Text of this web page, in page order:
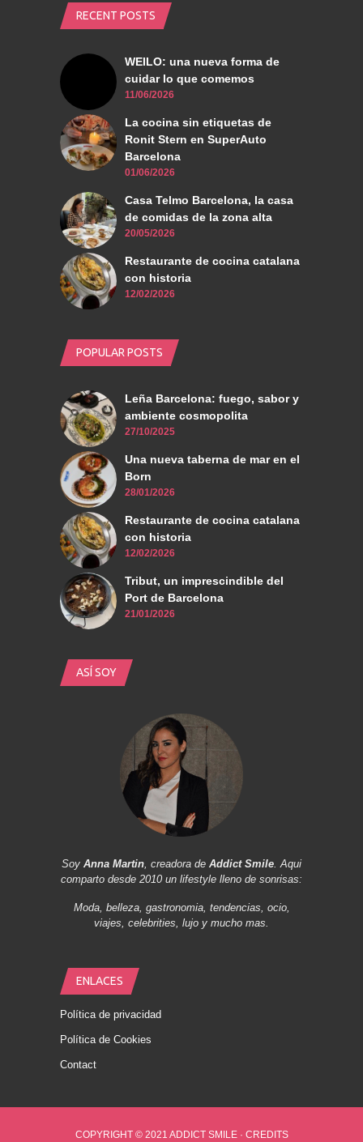
RECENT POSTS
WEILO: una nueva forma de
cuidar lo que comemos
11/06/2026
La cocina sin etiquetas de
Ronit Stern en SuperAuto
Barcelona
01/06/2026
Casa Telmo Barcelona, la casa
de comidas de la zona alta
20/05/2026
Restaurante de cocina catalana
con historia
12/02/2026
POPULAR POSTS
Leña Barcelona: fuego, sabor y
ambiente cosmopolita
27/10/2025
Una nueva taberna de mar en el
Born
28/01/2026
Restaurante de cocina catalana
con historia
12/02/2026
Tribut, un imprescindible del
Port de Barcelona
21/01/2026
ASÍ SOY
Soy Anna Martin, creadora de Addict Smile. Aqui
comparto desde 2010 un lifestyle lleno de sonrisas:
Moda, belleza, gastronomia, tendencias, ocio,
viajes, celebrities, lujo y mucho mas.
ENLACES
Política de privacidad
Política de Cookies
Contact
COPYRIGHT © 2021 ADDICT SMILE · CREDITS